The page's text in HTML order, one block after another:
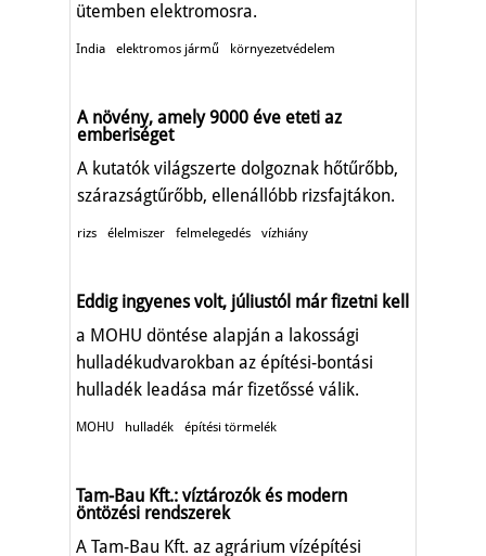
ütemben elektromosra.
India elektromos jármű környezetvédelem
A növény, amely 9000 éve eteti az
emberiséget
A kutatók világszerte dolgoznak hőtűrőbb,
szárazságtűrőbb, ellenállóbb rizsfajtákon.
rizs élelmiszer felmelegedés vízhiány
Eddig ingyenes volt, júliustól már fizetni kell
a MOHU döntése alapján a lakossági
hulladékudvarokban az építési-bontási
hulladék leadása már fizetőssé válik.
MOHU hulladék építési törmelék
Tam-Bau Kft.: víztározók és modern
öntözési rendszerek
A Tam-Bau Kft. az agrárium vízépítési